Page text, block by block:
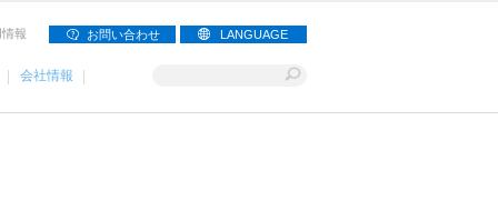
報 お問い合わせ LANGUAGE
会社情報